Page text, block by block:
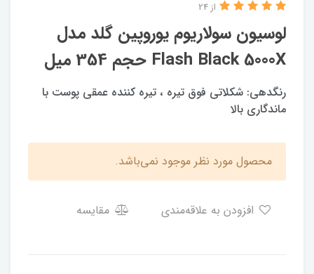
لوسیون سولاریوم یوروپین گلد مدل
Flash Black 5000X حجم 354 میل
از 24
رنگدهی: شكلاتى فوق تيره ، تيره كننده عمقى پوست با
ماندگارى بالا
محصول مورد نظر موجود نمی‌باشد.
مقایسه